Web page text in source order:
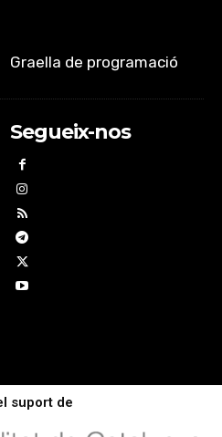
Graella de programació
Segueix-nos
suport de